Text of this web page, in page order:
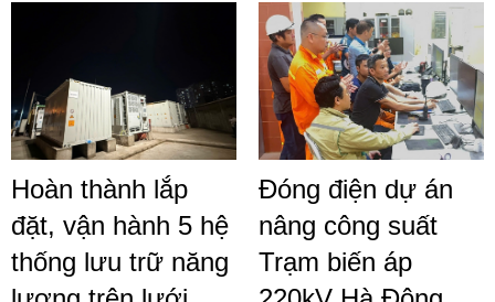
Hoàn thành lắp
đặt, vận hành 5 hệ
thống lưu trữ năng
Đóng điện dự án
nâng công suất
Trạm biến áp